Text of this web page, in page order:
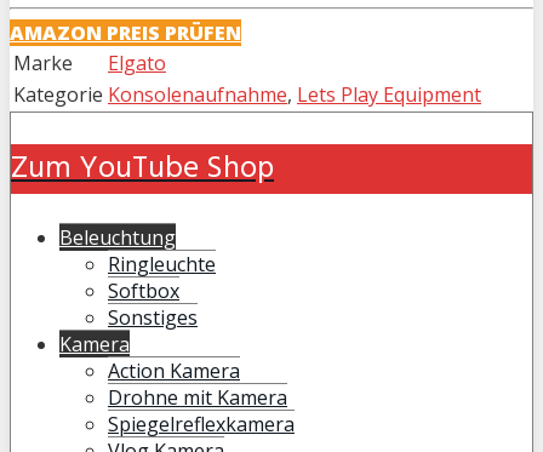
AMAZON PREIS PRÜFEN
Marke
Elgato
Kategorie Konsolenaufnahme, Lets Play Equipment
Zum YouTube Shop
Beleuchtung
Ringleuchte
Softbox
Sonstiges
Kamera
Action Kamera
Drohne mit Kamera
Spiegelreflexkamera